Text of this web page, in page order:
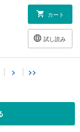
カート
試し読み
> >>